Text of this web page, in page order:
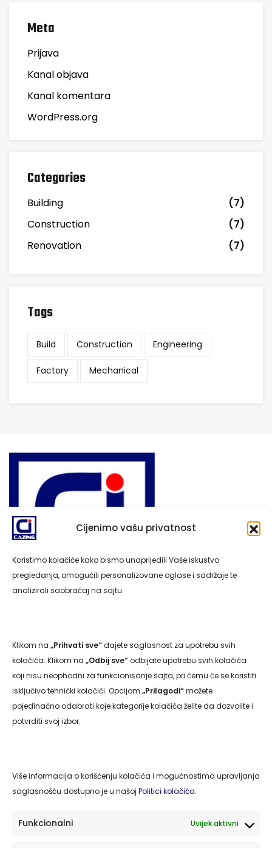
Cijenimo vašu privatnost
Koristimo kolačiće kako bismo unaprijedili Vaše iskustvo
pregledanja, omogućili personalizovane oglase i sadržaje te
analizirali saobraćaj na sajtu.
Klikom na „Prihvati sve“dajete saglasnost za upotrebu svih
kolačića. Klikom na „Odbij sve“odbijate upotrebu svih kolačića
koji nisu neophodni za funkcionisanje sajta, pri čemu će se koristiti
isključivo tehnički kolačići. Opcijom „Prilagodi“možete
pojedinačno odabrati koje kategorije kolačića želite da dozvolite i
potvrditi svoj izbor.
Više informacija o korišćenju kolačića i mogućnostima upravljanja
saglasnošću dostupno je u našoj Politici kolačića.
Funkcionalni Uvijek aktivni
Meta
Prijava
Kanal objava
Kanal komentara
WordPress.org
Categories
Building
(7)
Construction
(7)
Renovation
(7)
Tags
Build Construction Engineering
Factory Mechanical
Navigacija
Naslovna
O nama
Politika privatnosti
Kontakt